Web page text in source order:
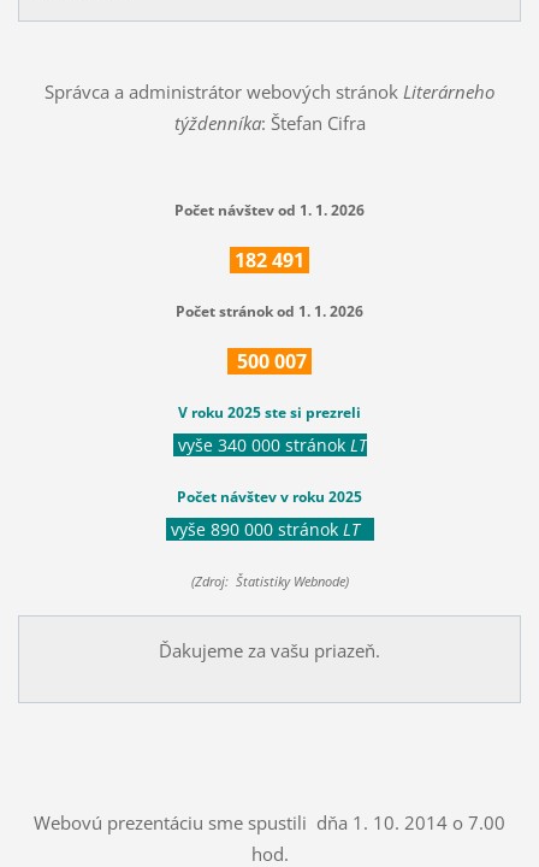
Správca a administrátor webových stránok Literárneho
týždenníka: Štefan Cifra
Počet návštev od 1. 1. 2026
182491
Počet stránok od 1. 1. 2026
500007
V roku 2025 ste si prezreli
vyše 340 000 stránok LT
Počet návštev v roku 2025
vyše 890 000 stránok LT
(Zdroj: Štatistiky Webnode)
Ďakujeme za vašu priazeň.
Webovú prezentáciu sme spustili dňa 1. 10. 2014 o 7.00
hod.